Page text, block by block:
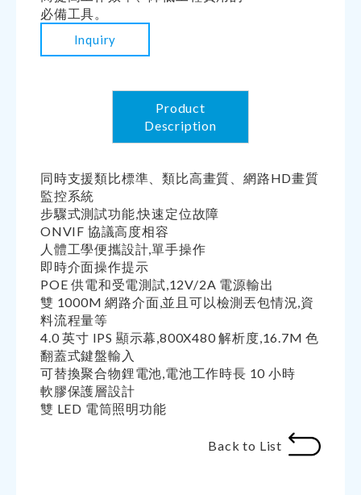
必備工具。
Inquiry
Product
Description
同時支援類比標準、類比高畫質、網路HD畫質
監控系統
步驟式測試功能,快速定位故障
ONVIF 協議高度相容
人體工學便攜設計,單手操作
即時介面操作提示
POE 供電和受電測試,12V/2A 電源輸出
雙 1000M 網路介面,並且可以檢測丟包情況,資
料流程量等
4.0 英寸 IPS 顯示幕,800X480 解析度,16.7M 色
翻蓋式鍵盤輸入
可替換聚合物鋰電池,電池工作時長 10 小時
軟膠保護層設計
雙 LED 電筒照明功能
Back to List